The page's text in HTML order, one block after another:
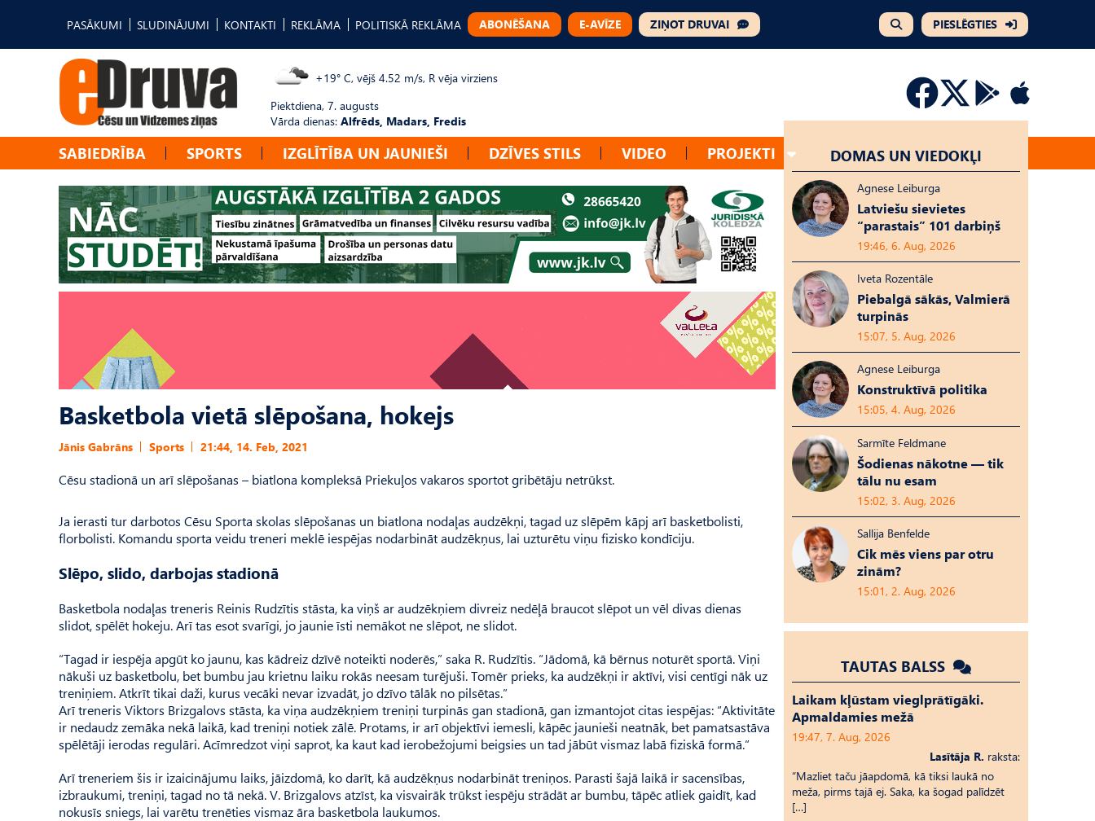
PASĀKUMI SLUDINĀJUMI KONTAKTI REKLĀMA POLITISKĀ REKLĀMA ABONĒŠANA E-AVĪZE ZIŅOT DRUVAI PIESLĒGTIES
+19° C, vējš 4.52 m/s, R vēja virziens
Piektdiena, 7. augusts
Vārda dienas: Alfrēds, Madars, Fredis
SABIEDRĪBA SPORTS IZGLĪTĪBA UN JAUNIEŠI DZĪVES STILS VIDEO PROJEKTI
Basketbola vietā slēpošana, hokejs
Jānis Gabrāns Sports 21:44, 14. Feb, 2021
Cēsu stadionā un arī slēpošanas – biatlona kompleksā Priekuļos vakaros sportot gribētāju netrūkst.
Ja ierasti tur darbotos Cēsu Sporta skolas slēpošanas un biatlona nodaļas audzēkņi, tagad uz slēpēm kāpj arī basketbolisti,
florbolisti. Komandu sporta veidu treneri meklē iespējas nodarbināt audzēkņus, lai uzturētu viņu fizisko kondīciju.
Slēpo, slido, darbojas stadionā
Basketbola nodaļas treneris Reinis Rudzītis stāsta, ka viņš ar audzēkņiem divreiz nedēļā braucot slēpot un vēl divas dienas
slidot, spēlēt hokeju. Arī tas esot svarīgi, jo jaunie īsti nemākot ne slēpot, ne slidot.
“Tagad ir iespēja apgūt ko jaunu, kas kādreiz dzīvē noteikti noderēs,” saka R. Rudzītis. “Jādomā, kā bērnus noturēt sportā. Viņi
nākuši uz basketbolu, bet bumbu jau krietnu laiku rokās neesam turējuši. Tomēr prieks, ka audzēkņi ir aktīvi, visi centīgi nāk uz
treniņiem. Atkrīt tikai daži, kurus vecāki nevar izvadāt, jo dzīvo tālāk no pilsētas.”
Arī treneris Viktors Brizgalovs stāsta, ka viņa audzēkņiem treniņi turpinās gan stadionā, gan izmantojot citas iespējas: “Aktivitāte
ir nedaudz zemāka nekā laikā, kad treniņi notiek zālē. Protams, ir arī objektīvi iemesli, kāpēc jaunieši neatnāk, bet pamatsastāva
spēlētāji ierodas regulāri. Acīmredzot viņi saprot, ka kaut kad ierobežojumi beigsies un tad jābūt vismaz labā fiziskā formā.”
Arī treneriem šis ir izaicinājumu laiks, jāizdomā, ko darīt, kā audzēkņus nodarbināt treniņos. Parasti šajā laikā ir sacensības,
izbraukumi, treniņi, tagad no tā nekā. V. Brizgalovs atzīst, ka visvairāk trūkst iespēju strādāt ar bumbu, tāpēc atliek gaidīt, kad
nokusīs sniegs, lai varētu trenēties vismaz āra basketbola laukumos.
DOMAS UN VIEDOKĻI
Agnese Leiburga
Latviešu sievietes
“parastais” 101 darbiņš
19:46, 6. Aug, 2026
Iveta Rozentāle
Piebalgā sākās, Valmierā
turpinās
15:07, 5. Aug, 2026
Agnese Leiburga
Konstruktīvā politika
15:05, 4. Aug, 2026
Sarmīte Feldmane
Šodienas nākotne — tik
tālu nu esam
15:02, 3. Aug, 2026
Sallija Benfelde
Cik mēs viens par otru
zinām?
15:01, 2. Aug, 2026
TAUTAS BALSS
Laikam kļūstam vieglprātīgāki.
Apmaldamies mežā
19:47, 7. Aug, 2026
Lasītāja R. raksta:
“Mazliet taču jāapdomā, kā tiksi laukā no
meža, pirms tajā ej. Saka, ka šogad palīdzēt
[…]